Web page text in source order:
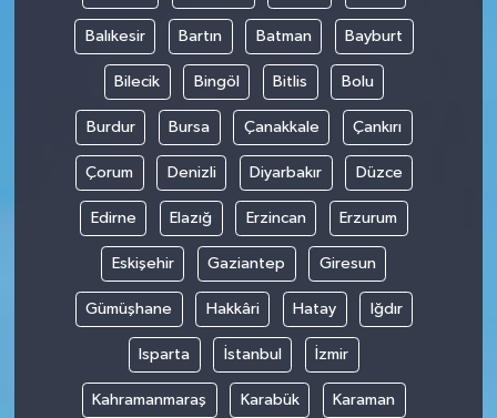
Balıkesir Bartın Batman Bayburt
Bilecik Bingöl Bitlis Bolu
Burdur Bursa Çanakkale Çankırı
Çorum Denizli Diyarbakır Düzce
Edirne Elazığ Erzincan Erzurum
Eskişehir Gaziantep Giresun
Gümüşhane Hakkâri Hatay Iğdır
Isparta İstanbul İzmir
Kahramanmaraş Karabük Karaman